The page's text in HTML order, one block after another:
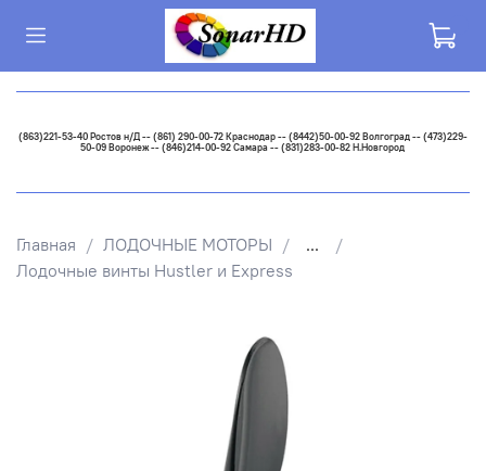
(863)221-53-40 Ростов н/Д -- (861) 290-00-72 Краснодар -- (8442)50-00-92 Волгоград -- (473)229-
50-09 Воронеж -- (846)214-00-92 Самара -- (831)283-00-82 Н.Новгород
Главная ЛОДОЧНЫЕ МОТОРЫ
...
Лодочные винты Hustler и Express